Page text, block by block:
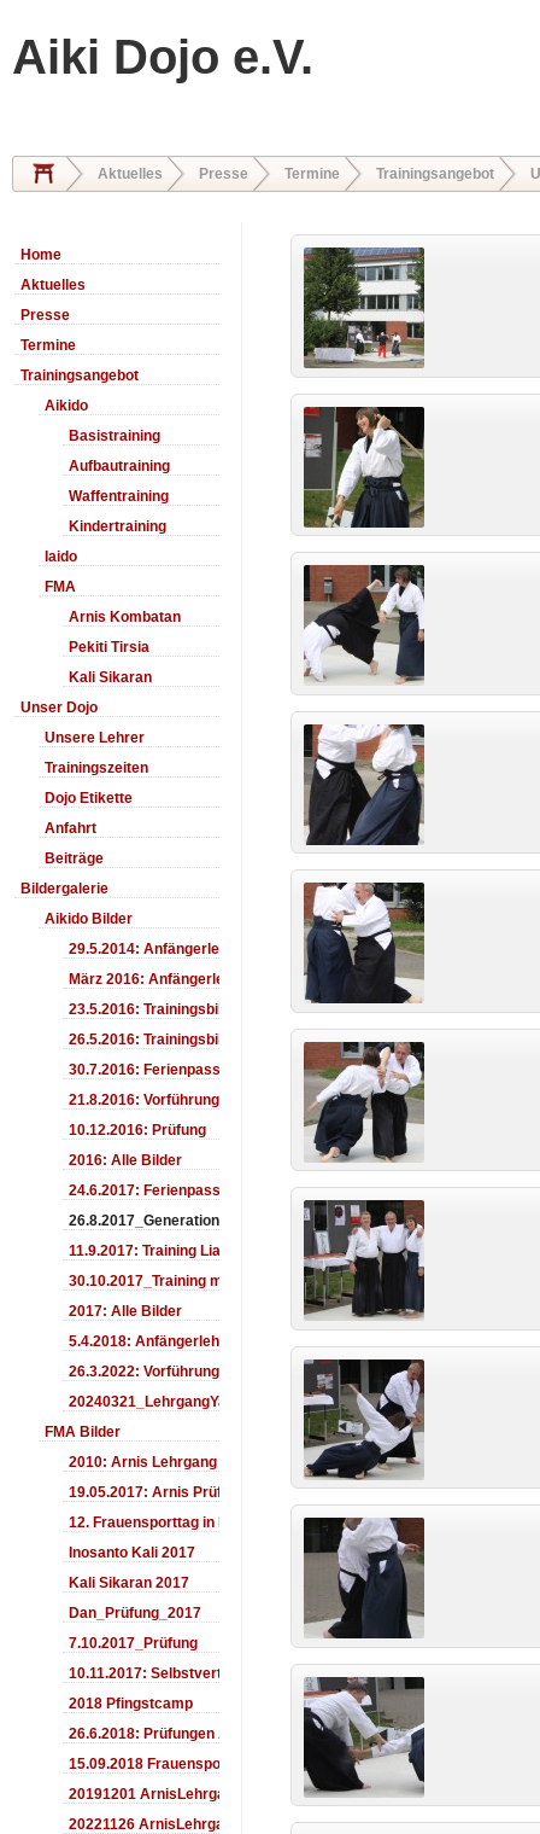
Aiki Dojo e.V.
Aktuelles Presse Termine Trainingsangebot
Home
Aktuelles
Presse
Termine
Trainingsangebot
Aikido
Basistraining
Aufbautraining
Waffentraining
Kindertraining
Iaido
FMA
Arnis Kombatan
Pekiti Tirsia
Kali Sikaran
Unser Dojo
Unsere Lehrer
Trainingszeiten
Dojo Etikette
Anfahrt
Beiträge
Bildergalerie
Aikido Bilder
29.5.2014: Anfängerlehrgang Aiki-Ken
März 2016: Anfängerlehrgang
23.5.2016: Trainingsbilder
26.5.2016: Trainingsbilder
30.7.2016: Ferienpass
21.8.2016: Vorführung Bergfest Sehnde
10.12.2016: Prüfung
2016: Alle Bilder
24.6.2017: Ferienpass
26.8.2017_Generationentag_Sehnde
11.9.2017: Training LiaSuzuki Hildesheim
30.10.2017_Training mit Ando
2017: Alle Bilder
5.4.2018: Anfängerlehrgang
26.3.2022: Vorführung
20240321_LehrgangYamashima
FMA Bilder
2010: Arnis Lehrgang
19.05.2017: Arnis Prüfung
12. Frauensporttag in Langenhagen 2017
Inosanto Kali 2017
Kali Sikaran 2017
Dan_Prüfung_2017
7.10.2017_Prüfung
10.11.2017: Selbstverteidigung für Kinder
2018 Pfingstcamp
26.6.2018: Prüfungen Arnis
15.09.2018 Frauensporttag
20191201 ArnisLehrgang
20221126 ArnisLehrgang